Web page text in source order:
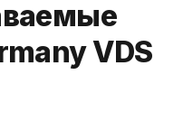
VDS